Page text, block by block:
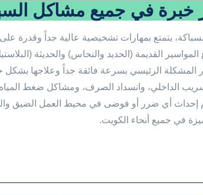
خبرة في جميع مشاكل
يتمتع بمهارات تشخيصية عالية جداً وقدرة
القديمة (الحديد والنحاس) والحديثة
المشكلة الرئيسي بسرعة فائقة جداً وعلاجها
الداخلي، وانسداد الصرف، ومشاكل ضغط
إحداث أي ضرر أو فوضى في محيط العمل الضيق
في جميع أنحاء الكويت.